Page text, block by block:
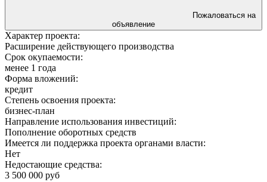
объявление
Характер проекта:
Расширение действующего производства
Срок окупаемости:
менее 1 года
Форма вложений:
кредит
Степень освоения проекта:
бизнес-план
Направление использования инвестиций:
Пополнение оборотных средств
Имеется ли поддержка проекта органами власти:
Нет
Недостающие средства:
3 500 000 руб